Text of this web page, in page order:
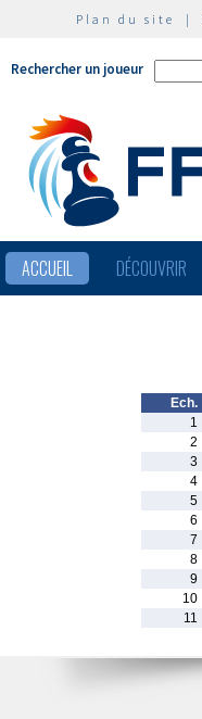
Plan du site |
Rechercher un joueur
ACCUEIL DÉCOUVRIR
Ech.
1
2
3
4
5
6
7
8
9
10
11